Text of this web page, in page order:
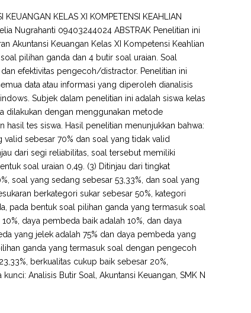
KELAS XI KOMPETENSI KEAHLIAN
Nugrahanti 09403244024 ABSTRAK Penelitian ini
Akuntansi Keuangan Kelas XI Kompetensi Keahlian
pilihan ganda dan 4 butir soal uraian. Soal
efektivitas pengecoh/distractor. Penelitian ini
data atau informasi yang diperoleh dianalisis
Subjek dalam penelitian ini adalah siswa kelas
dilakukan dengan menggunakan metode
tes siswa. Hasil penelitian menunjukkan bahwa:
sebesar 70% dan soal yang tidak valid
dari segi reliabilitas, soal tersebut memiliki
soal uraian 0,49. (3) Ditinjau dari tingkat
soal yang sedang sebesar 53,33%, dan soal yang
berkategori sukar sebesar 50%, kategori
pada bentuk soal pilihan ganda yang termasuk soal
daya pembeda baik adalah 10%, dan daya
yang jelek adalah 75% dan daya pembeda yang
ganda yang termasuk soal dengan pengecoh
berkualitas cukup baik sebesar 20%,
Analisis Butir Soal, Akuntansi Keuangan, SMK N